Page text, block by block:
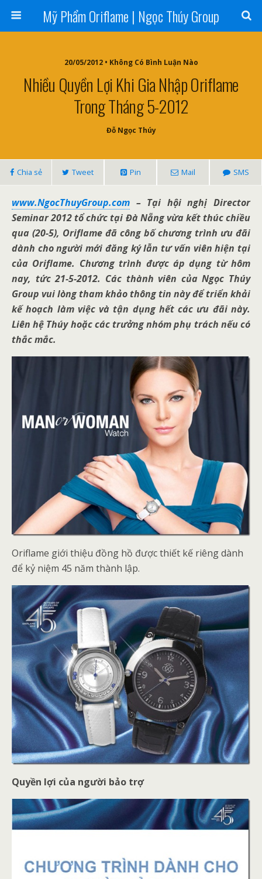
Mỹ Phẩm Oriflame | Ngọc Thúy Group
20/05/2012 • Không Có Bình Luận Nào
Nhiều Quyền Lợi Khi Gia Nhập Oriflame
Trong Tháng 5-2012
Đỗ Ngọc Thúy
Chia sẻ Tweet Pin Mail SMS
www.NgocThuyGroup.com – Tại hội nghị Director
Seminar 2012 tổ chức tại Đà Nẵng vừa kết thúc chiều
qua (20-5), Oriflame đã công bố chương trình ưu đãi
dành cho người mới đăng ký lẫn tư vấn viên hiện tại
của Oriflame. Chương trình được áp dụng từ hôm
nay, tức 21-5-2012. Các thành viên của Ngọc Thúy
Group vui lòng tham khảo thông tin này để triển khải
kế hoạch làm việc và tận dụng hết các ưu đãi này.
Liên hệ Thúy hoặc các trưởng nhóm phụ trách nếu có
thắc mắc.
Oriflame giới thiệu đồng hồ được thiết kế riêng dành
để kỷ niệm 45 năm thành lập.
Quyền lợi của người bảo trợ